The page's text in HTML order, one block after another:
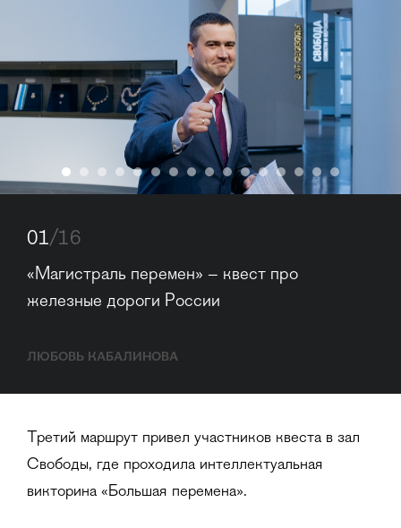
01/16
«Магистраль перемен» – квест про
железные дороги России
ЛЮБОВЬ КАБАЛИНОВА
Третий маршрут привел участников квеста в зал
Свободы, где проходила интеллектуальная
викторина «Большая перемена».